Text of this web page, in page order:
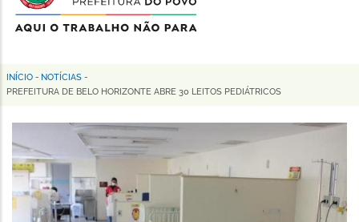
de
Horizonte
Trilha
navegação
INÍCIO - NOTÍCIAS -
PREFEITURA DE BELO HORIZONTE ABRE 30 LEITOS PEDIÁTRICOS